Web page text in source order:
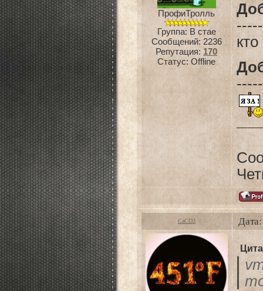
ПрофиТролль
Группа: В стае
Сообщений: 2236
Репутация:170
Статус: Offline
CaCO3